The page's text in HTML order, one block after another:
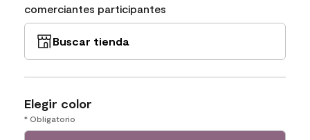
comerciantes participantes
Buscar tienda
Elegir color
* Obligatorio